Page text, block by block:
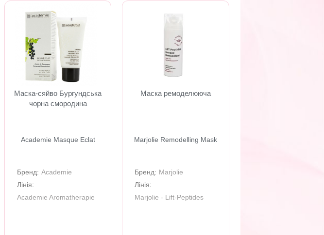
Маска-сяйво Бургундська
чорна смородина
Academie Masque Eclat
Бренд: Academie
Лінія:
Academie Aromatherapie
Маска ремоделююча
Marjolie Remodelling Mask
Бренд: Marjolie
Лінія:
Marjolie - Lift-Peptides